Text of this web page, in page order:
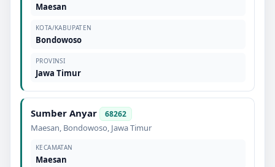
Maesan
KOTA/KABUPATEN
Bondowoso
PROVINSI
Jawa Timur
Sumber Anyar 68262
Maesan, Bondowoso, Jawa Timur
KECAMATAN
Maesan